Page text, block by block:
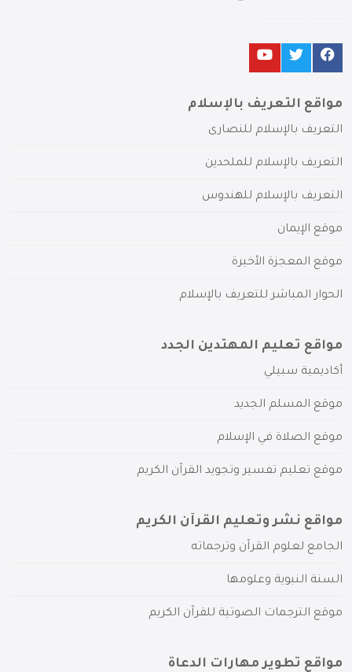
مواقع التعريف بالإسلام
التعريف بالإسلام للنصارى
التعريف بالإسلام للملحدين
التعريف بالإسلام للهندوس
موقع الإيمان
موقع المعجزة الأخيرة
الحوار المباشر للتعريف بالإسلام
مواقع تعليم المهتدين الجدد
أكاديمية سبيلي
موقع المسلم الجديد
موقع الصلاة في الإسلام
موقع تعليم تفسير وتجويد القرآن الكريم
مواقع نشر وتعليم القرآن الكريم
الجامع لعلوم القرآن وترجماته
السنة النبوية وعلومها
موقع الترجمات الصوتية للقرآن الكريم
مواقع تطوير مهارات الدعاة